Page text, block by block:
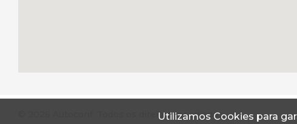
Utilizamos Cookies para
© 2026 Autoconf. Todos os direitos reservados.